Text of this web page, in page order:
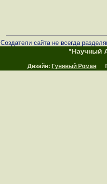
Создатели сайта не всегда
"Научный
Дизайн: Гунявый Роман